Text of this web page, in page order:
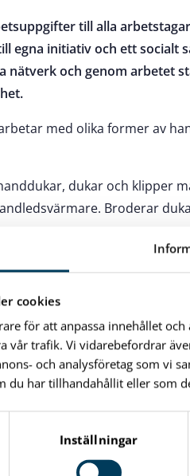
cookies
för att anpassa innehållet
vår trafik. Vi vidarebefordrar
och analysföretag som vi
du har tillhandahållit eller som
Inställningar
till alla
egna initiativ och ett socialt
nätverk och genom arbetet
med olika former av
dukar och klipper
Broderar
detta Affären), som syr
ska försvinna. Mönstren
trycker tyger både till
mjukisdjur, kuddar,
mera.